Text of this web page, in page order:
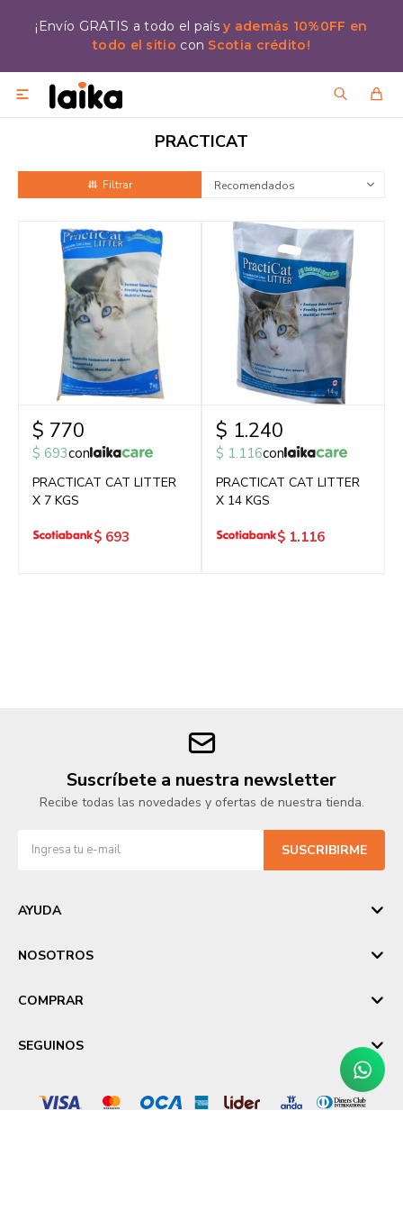
¡Envío GRATIS a todo el paísy además 10%0FF en
todo el sitio con Scotia crédito!

PRACTICAT
Recomendados
$ 770
$ 693con
PRACTICAT CAT LITTER
X 7 KGS
$ 693
$ 1.240
$ 1.116con
PRACTICAT CAT LITTER
X 14 KGS
$ 1.116
Suscríbete a nuestra newsletter
Recibe todas las novedades y ofertas de nuestra tienda.
SUSCRIBIRME
AYUDA
NOSOTROS
COMPRAR
SEGUINOS